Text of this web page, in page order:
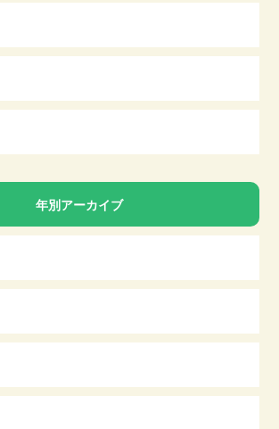
年別アーカイブ